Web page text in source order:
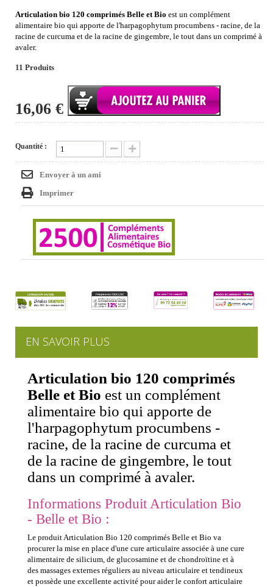
Articulation bio 120 comprimés Belle et Bio est un complément
alimentaire bio qui apporte de l'harpagophytum procumbens - racine, de la
racine de curcuma et de la racine de gingembre, le tout dans un comprimé à
avaler.
11 Produits
16,06 €
Quantité :
Envoyer à un ami
Imprimer
EN SAVOIR PLUS
Articulation bio 120 comprimés
Belle et Bio est un complément
alimentaire bio qui apporte de
l'harpagophytum procumbens -
racine, de la racine de curcuma et
de la racine de gingembre, le tout
dans un comprimé à avaler.
Informations Produit Articulation Bio
- Belle et Bio :
Le produit Articulation Bio 120 comprimés Belle et Bio va
procurer la mise en place d'une cure articulaire associée à une cure
alimentaire de silicium, de glucosamine et de chondroïtine et à
des massages externes réguliers au niveau articulaire et tendineux
et possède une excellente activité pour aider le confort articulaire